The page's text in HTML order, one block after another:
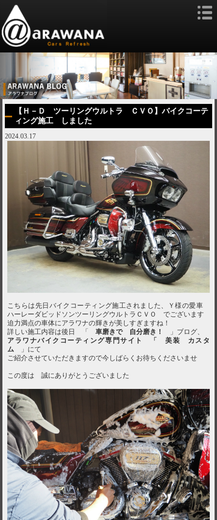
【Ｈ－Ｄ ツーリングウルトラ ＣＶＯ】バイクコーテ
ィング施工 しました
2024.03.17
こちらは先日バイクコーティング施工されました、Ｙ様の愛車
ハーレーダビッドソンツーリングウルトラＣＶＯ でございます
迫力満点の車体にアラワナの輝きが美しすぎますね！
詳しい施工内容は後日 「 車磨きで 自分磨き！
」ブログ、
アラワナバイクコーティング専門サイト 「 美装 カスタ
ム 」にて
ご紹介させていただきますので今しばらくお待ちくださいませ
この度は 誠にありがとうございました